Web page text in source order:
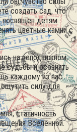
создать сад, что
посвящен детям
цветные камни с
на неподвижном,
судьбы и осознать
каждому из нас
силу для
статичность
Вселенной.